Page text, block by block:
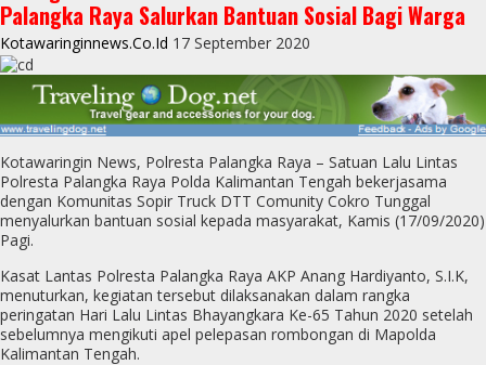
Palangka Raya Salurkan Bantuan Sosial Bagi Warga
Kotawaringinnews.co.id 17 September 2020
Kotawaringin News, Polresta Palangka Raya – Satuan Lalu Lintas
Polresta Palangka Raya Polda Kalimantan Tengah bekerjasama
dengan Komunitas Sopir Truck DTT Comunity Cokro Tunggal
menyalurkan bantuan sosial kepada masyarakat, Kamis (17/09/2020)
Pagi.
Kasat Lantas Polresta Palangka Raya AKP Anang Hardiyanto, S.I.K,
menuturkan, kegiatan tersebut dilaksanakan dalam rangka
peringatan Hari Lalu Lintas Bhayangkara Ke-65 Tahun 2020 setelah
sebelumnya mengikuti apel pelepasan rombongan di Mapolda
Kalimantan Tengah.